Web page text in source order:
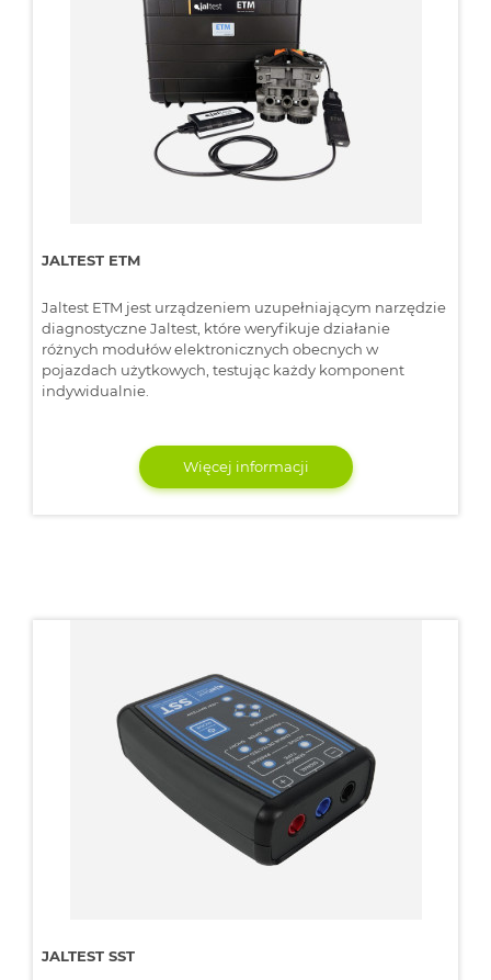
JALTEST ETM
Jaltest ETM jest urządzeniem uzupełniającym narzędzie
diagnostyczne Jaltest, które weryfikuje działanie
różnych modułów elektronicznych obecnych w
pojazdach użytkowych, testując każdy komponent
indywidualnie.
Więcej informacji
JALTEST SST